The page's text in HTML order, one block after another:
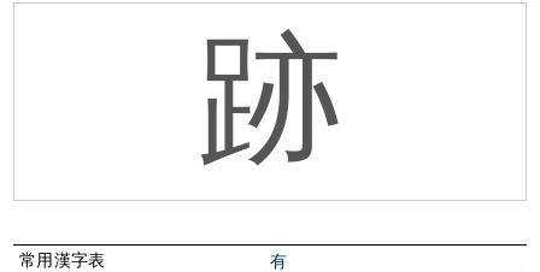
跡
常用漢字表
有